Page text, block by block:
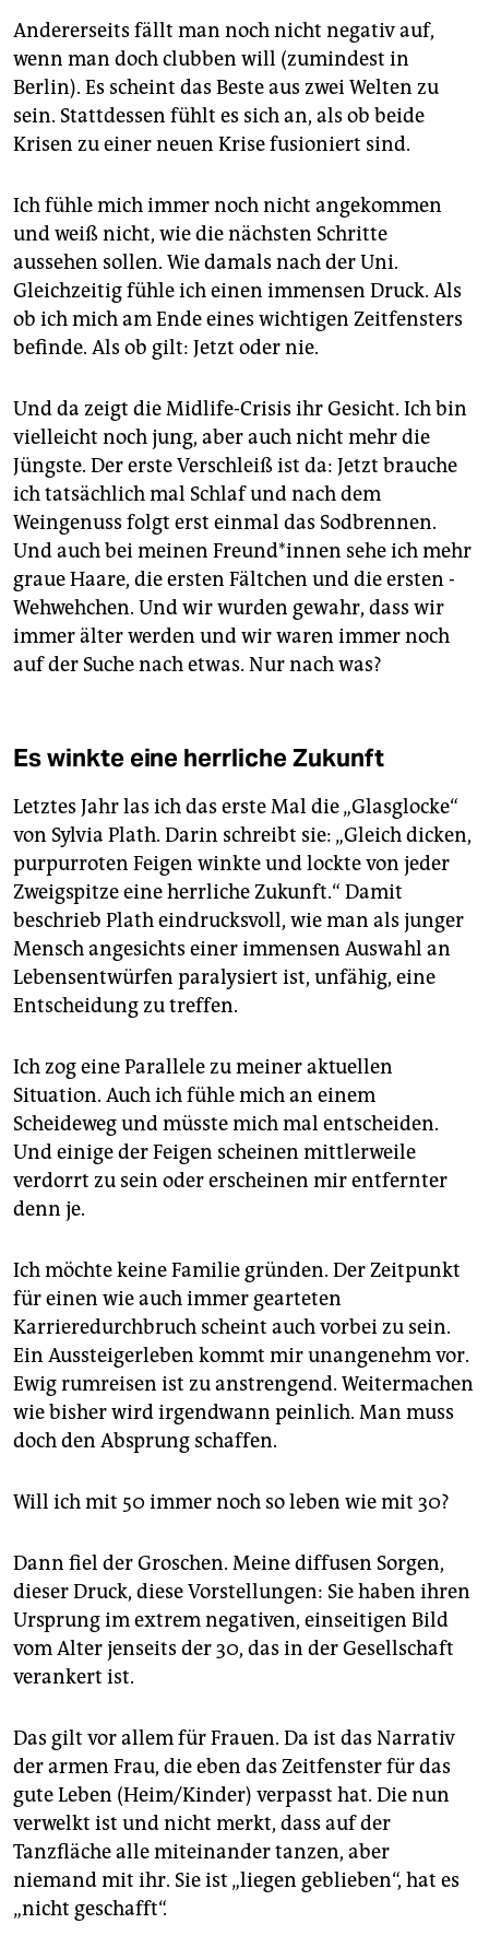
Andererseits fällt man noch nicht negativ auf,
wenn man doch clubben will (zumindest in
Berlin). Es scheint das Beste aus zwei Welten zu
sein. Stattdessen fühlt es sich an, als ob beide
Krisen zu einer neuen Krise fusioniert sind.
Ich fühle mich immer noch nicht angekommen
und weiß nicht, wie die nächsten Schritte
aussehen sollen. Wie damals nach der Uni.
Gleichzeitig fühle ich einen immensen Druck. Als
ob ich mich am Ende eines wichtigen Zeitfensters
befinde. Als ob gilt: Jetzt oder nie.
Und da zeigt die Midlife-Crisis ihr Gesicht. Ich bin
vielleicht noch jung, aber auch nicht mehr die
Jüngste. Der erste Verschleiß ist da: Jetzt brauche
ich tatsächlich mal Schlaf und nach dem
Weingenuss folgt erst einmal das Sodbrennen.
Und auch bei meinen Freun­d*in­nen sehe ich mehr
graue Haare, die ersten Fältchen und die ersten ­
Wehwehchen. Und wir wurden gewahr, dass wir
immer älter werden und wir waren immer noch
auf der Suche nach etwas. Nur nach was?
Es winkte eine herrliche Zukunft
Letztes Jahr las ich das erste Mal die „Glasglocke“
von Sylvia Plath. Darin schreibt sie: „Gleich dicken,
purpurroten Feigen winkte und lockte von jeder
Zweigspitze eine herrliche Zukunft.“ Damit
beschrieb Plath eindrucksvoll, wie man als junger
Mensch angesichts einer immensen Auswahl an
Lebensentwürfen paralysiert ist, unfähig, eine
Entscheidung zu treffen.
Ich zog eine Parallele zu meiner aktuellen
Situation. Auch ich fühle mich an einem
Scheideweg und müsste mich mal entscheiden.
Und einige der Feigen scheinen mittlerweile
verdorrt zu sein oder erscheinen mir entfernter
denn je.
Ich möchte keine Familie gründen. Der Zeitpunkt
für einen wie auch immer gearteten
Karrieredurchbruch scheint auch vorbei zu sein.
Ein Aussteigerleben kommt mir unangenehm vor.
Ewig rumreisen ist zu anstrengend. Weitermachen
wie bisher wird irgendwann peinlich. Man muss
doch den Absprung schaffen.
Will ich mit 50 immer noch so leben wie mit 30?
Dann fiel der Groschen. Meine diffusen Sorgen,
dieser Druck, diese Vorstellungen: Sie haben ihren
Ursprung im extrem negativen, einseitigen Bild
vom Alter jenseits der 30, das in der Gesellschaft
verankert ist.
Das gilt vor allem für Frauen. Da ist das Narrativ
der armen Frau, die eben das Zeitfenster für das
gute Leben (Heim/Kinder) verpasst hat. Die nun
verwelkt ist und nicht merkt, dass auf der
Tanzfläche alle miteinander tanzen, aber
niemand mit ihr. Sie ist „liegen geblieben“, hat es
„nicht geschafft“.